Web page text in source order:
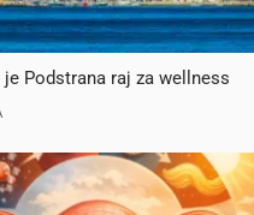
Podstrana raj za wellness